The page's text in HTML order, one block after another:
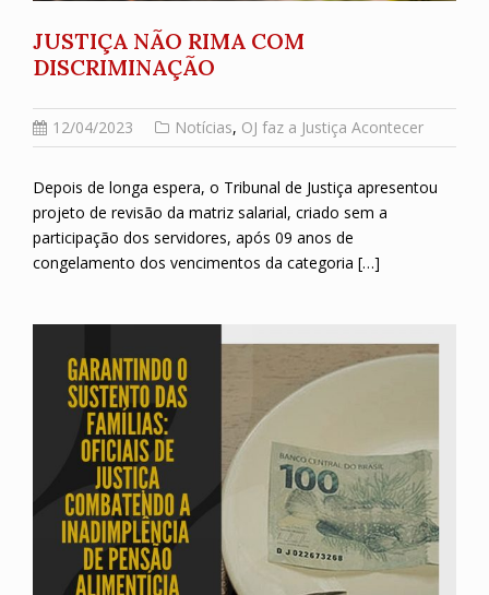
JUSTIÇA NÃO RIMA COM
DISCRIMINAÇÃO
12/04/2023 Notícias, OJ faz a Justiça Acontecer
Depois de longa espera, o Tribunal de Justiça apresentou
projeto de revisão da matriz salarial, criado sem a
participação dos servidores, após 09 anos de
congelamento dos vencimentos da categoria […]